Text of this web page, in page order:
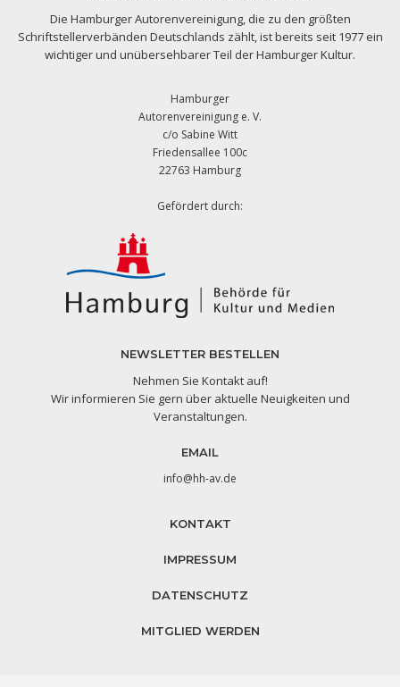
Die Hamburger Autorenvereinigung, die zu den größten
Schriftstellerverbänden Deutschlands zählt, ist bereits seit 1977 ein
wichtiger und unübersehbarer Teil der Hamburger Kultur.
Hamburger
Autorenvereinigung e. V.
c/o Sabine Witt
Friedensallee 100c
22763 Hamburg
Gefördert durch:
NEWSLETTER BESTELLEN
Nehmen Sie Kontakt auf!
Wir informieren Sie gern über aktuelle Neuigkeiten und
Veranstaltungen.
EMAIL
info@hh-av.de
KONTAKT
IMPRESSUM
DATENSCHUTZ
MITGLIED WERDEN